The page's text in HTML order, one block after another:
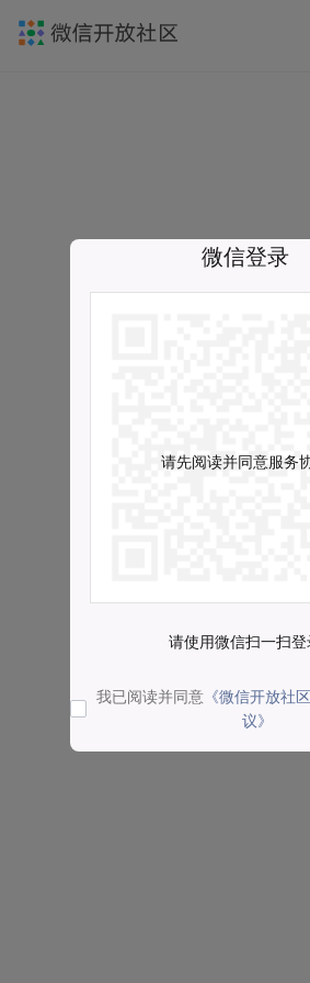
微信登录
请先阅读并同意服务
请使用微信扫一扫登
我已阅读并同意 《微信开放社
议》